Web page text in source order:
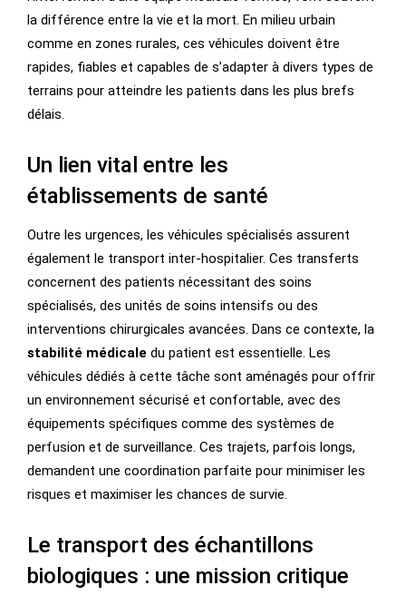
la différence entre la vie et la mort. En milieu urbain
comme en zones rurales, ces véhicules doivent être
rapides, fiables et capables de s’adapter à divers types de
terrains pour atteindre les patients dans les plus brefs
délais.
Un lien vital entre les
établissements de santé
Outre les urgences, les véhicules spécialisés assurent
également le transport inter-hospitalier. Ces transferts
concernent des patients nécessitant des soins
spécialisés, des unités de soins intensifs ou des
interventions chirurgicales avancées. Dans ce contexte, la
stabilité médicale du patient est essentielle. Les
véhicules dédiés à cette tâche sont aménagés pour offrir
un environnement sécurisé et confortable, avec des
équipements spécifiques comme des systèmes de
perfusion et de surveillance. Ces trajets, parfois longs,
demandent une coordination parfaite pour minimiser les
risques et maximiser les chances de survie.
Le transport des échantillons
biologiques : une mission critique